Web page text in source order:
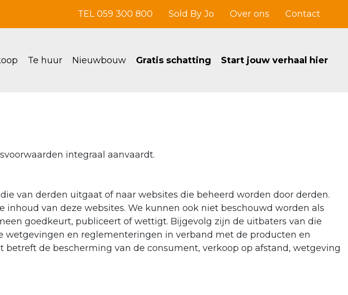
TEL 059 300 800 Sold By Jo Over ons Contact
Te huur Nieuwbouw Gratis schatting Start jouw verhaal hier
integraal aanvaardt.
van derden uitgaat of naar websites die beheerd worden door derden.
van deze websites. We kunnen ook niet beschouwd worden als
goedkeurt, publiceert of wettigt. Bijgevolg zijn de uitbaters van die
en reglementeringen in verband met de producten en
de bescherming van de consument, verkoop op afstand, wetgeving